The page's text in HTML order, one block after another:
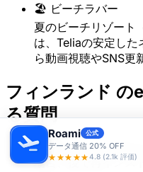
🏖️ ビーチラバー
夏のビーチリゾート
は、Teliaの安定し
ら動画視聴やSNS更
フィンランド の
る質問
質問1：デバイスか
場合、後で再インス
Roami 公式
データ通信 20% OFF
★★★★★4.8 (2.1k 評価)